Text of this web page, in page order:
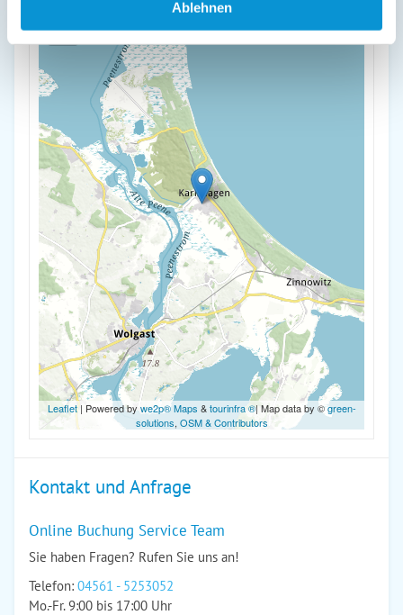
Ablehnen
-
Leaflet| Powered bywe2p® Maps &tourinfra ®| Map data by ©green-
solutions, OSM & Contributors
Kontakt und Anfrage
Online Buchung Service Team
Sie haben Fragen? Rufen Sie uns an!
Telefon: 04561 - 5253052
Mo.-Fr. 9:00 bis 17:00 Uhr